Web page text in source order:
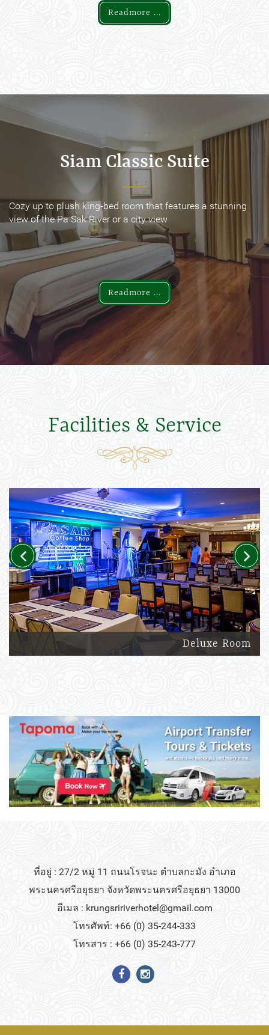
Readmore ...
Siam Classic Suite
Cozy up to plush king-bed room that features a stunning
view of the Pa Sak River or a city view
Readmore ...
Siam Classic Suite
Cozy up to plush king-bed room that features a stunning
view of the Pa Sak River or a city view
Readmore ...
Facilities & Service
Deluxe Room
Previous Next
ที่อยู่ : 27/2 หมู่ 11 ถนนโรจนะ ตำบลกะมัง อำเภอ
พระนครศรีอยุธยา จังหวัดพระนครศรีอยุธยา 13000
อีเมล : krungsririverhotel@gmail.com
โทรศัพท์: +66 (0) 35-244-333
โทรสาร : +66 (0) 35-243-777